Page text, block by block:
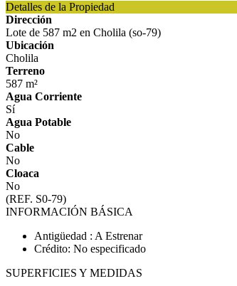
Detalles de la Propiedad
Dirección
Lote de 587 m2 en Cholila (so-79)
Ubicación
Cholila
Terreno
587 m²
Agua Corriente
Sí
Agua Potable
No
Cable
No
Cloaca
No
(REF. S0-79)
INFORMACIÓN BÁSICA
Antigüedad : A Estrenar
Crédito: No especificado
SUPERFICIES Y MEDIDAS